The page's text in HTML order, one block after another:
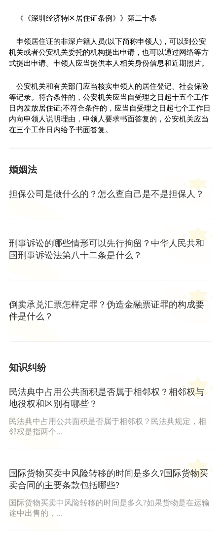
《《深圳经济特区居住证条例》》第二十条
申领居住证的非深户籍人员(以下简称申领人)，可以到公安
机关或者公安机关委托的机构提出申请，也可以通过网络等方
式提出申请。申领人应当提供本人相关身份信息和近期照片。
公安机关和有关部门应当核实申领人的居住登记、社会保险
等记录。符合条件的，公安机关应当自受理之日起十五个工作
日内发放居住证;不符合条件的，应当自受理之日起七个工作日
内向申领人说明理由，申领人要求书面答复的，公安机关应当
在三个工作日内给予书面答复。
婚姻法
担保公司是做什么的？怎么查自己是不是担保人？
刑事诉讼的哪些情形可以先行拘留？中华人民共和
国刑事诉讼法第八十二条是什么？
倒卖承兑汇票怎样定罪？伪造金融票证罪的构成要
件是什么？
知识纠纷
民法典中占用公共面积是否属于相邻权？相邻权与
地役权和区别有哪些？
民法典中占用公共面积是否属于相邻权？民法典规定，相
邻权是指两个...
国际货物买卖中风险转移的时间是多久?国际货物买
卖合同的主要条款包括哪些?
国际货物买卖中风险转移的时间是多久?如果货物是在运输
途中出售的，...